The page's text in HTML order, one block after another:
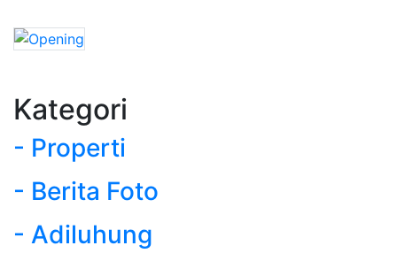
Kategori
- Properti
- Berita Foto
- Adiluhung